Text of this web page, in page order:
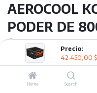
Precio:
42.450,00 $
Home Search
AEROCOOL
PODER DE
/ 1X24 PINM
E 6+2, 7X
La fuente de poder